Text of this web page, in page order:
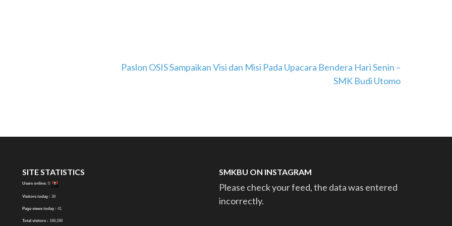
Paslon OSIS Sampaikan Visi dan Misi Pada Upacara Bendera Hari Senin –
SMK Budi Utomo
SITE STATISTICS
Users online: 0
Visitors today : 39
Page views today : 41
Total visitors : 188,288
SMKBU ON INSTAGRAM
Please check your feed, the data was entered
incorrectly.